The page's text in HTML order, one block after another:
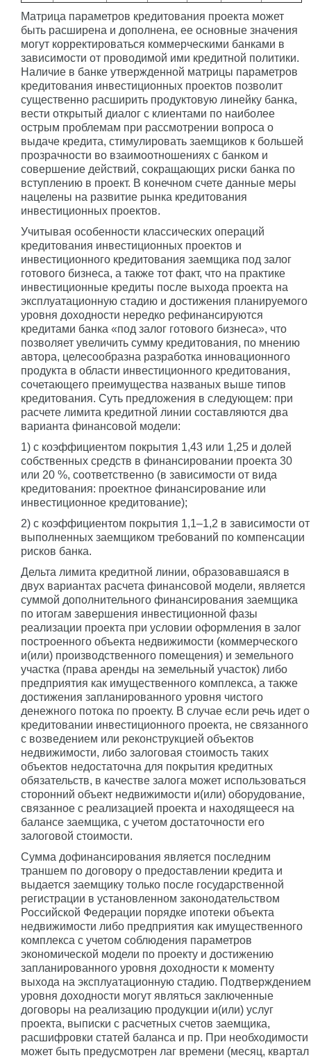
Матрица параметров кредитования проекта может
быть расширена и дополнена, ее основные значения
могут корректироваться коммерческими банками в
зависимости от проводимой ими кредитной политики.
Наличие в банке утвержденной матрицы параметров
кредитования инвестиционных проектов позволит
существенно расширить продуктовую линейку банка,
вести открытый диалог с клиентами по наиболее
острым проблемам при рассмотрении вопроса о
выдаче кредита, стимулировать заемщиков к большей
прозрачности во взаимоотношениях с банком и
совершение действий, сокращающих риски банка по
вступлению в проект. В конечном счете данные меры
нацелены на развитие рынка кредитования
инвестиционных проектов.
Учитывая особенности классических операций
кредитования инвестиционных проектов и
инвестиционного кредитования заемщика под залог
готового бизнеса, а также тот факт, что на практике
инвестиционные кредиты после выхода проекта на
эксплуатационную стадию и достижения планируемого
уровня доходности нередко рефинансируются
кредитами банка «под залог готового бизнеса», что
позволяет увеличить сумму кредитования, по мнению
автора, целесообразна разработка инновационного
продукта в области инвестиционного кредитования,
сочетающего преимущества названых выше типов
кредитования. Суть предложения в следующем: при
расчете лимита кредитной линии составляются два
варианта финансовой модели:
1) с коэффициентом покрытия 1,43 или 1,25 и долей
собственных средств в финансировании проекта 30
или 20 %, соответственно (в зависимости от вида
кредитования: проектное финансирование или
инвестиционное кредитование);
2) с коэффициентом покрытия 1,1–1,2 в зависимости от
выполненных заемщиком требований по компенсации
рисков банка.
Дельта лимита кредитной линии, образовавшаяся в
двух вариантах расчета финансовой модели, является
суммой дополнительного финансирования заемщика
по итогам завершения инвестиционной фазы
реализации проекта при условии оформления в залог
построенного объекта недвижимости (коммерческого
и(или) производственного помещения) и земельного
участка (права аренды на земельный участок) либо
предприятия как имущественного комплекса, а также
достижения запланированного уровня чистого
денежного потока по проекту. В случае если речь идет о
кредитовании инвестиционного проекта, не связанного
с возведением или реконструкцией объектов
недвижимости, либо залоговая стоимость таких
объектов недостаточна для покрытия кредитных
обязательств, в качестве залога может использоваться
сторонний объект недвижимости и(или) оборудование,
связанное с реализацией проекта и находящееся на
балансе заемщика, с учетом достаточности его
залоговой стоимости.
Сумма дофинансирования является последним
траншем по договору о предоставлении кредита и
выдается заемщику только после государственной
регистрации в установленном законодательством
Российской Федерации порядке ипотеки объекта
недвижимости либо предприятия как имущественного
комплекса с учетом соблюдения параметров
экономической модели по проекту и достижению
запланированного уровня доходности к моменту
выхода на эксплуатационную стадию. Подтверждением
уровня доходности могут являться заключенные
договоры на реализацию продукции и(или) услуг
проекта, выписки с расчетных счетов заемщика,
расшифровки статей баланса и пр. При необходимости
может быть предусмотрен лаг времени (месяц, квартал